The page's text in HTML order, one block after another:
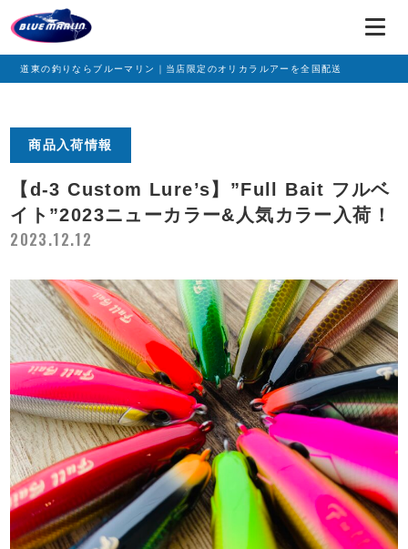
道東の釣りならブルーマリン｜当店限定のオリカラルアーを全国配送
商品入荷情報
【d-3 Custom Lure’s】”Full Bait フルベ
イト”2023ニューカラー&人気カラー入荷！
2023.12.12